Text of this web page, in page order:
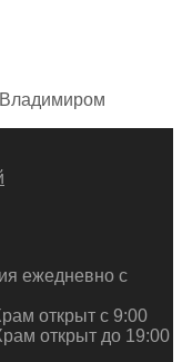
ежедневно с
открыт с 9:00
открыт до 19:00